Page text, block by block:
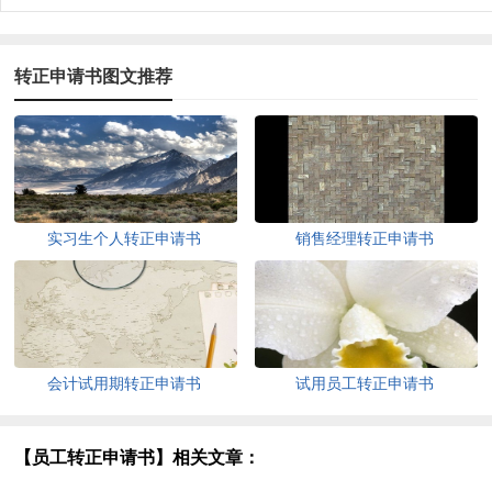
转正申请书图文推荐
实习生个人转正申请书 销售经理转正申请书
会计试用期转正申请书 试用员工转正申请书
【员工转正申请书】相关文章：